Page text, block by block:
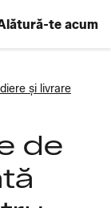
te acum
și livrare
de